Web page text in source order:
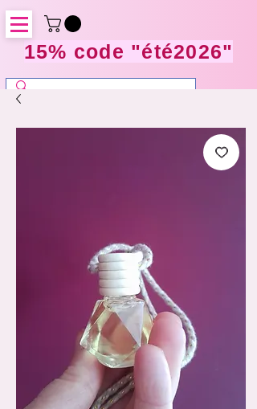
15% code "été2026"